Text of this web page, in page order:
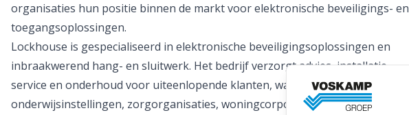
organisaties hun positie binnen de markt voor elektronische beveiligings- en
toegangsoplossingen.
Lockhouse is gespecialiseerd in elektronische beveiligingsoplossingen en
inbraakwerend hang- en sluitwerk. Het bedrijf verzorgt advies, installatie,
service en onderhoud voor uiteenlopende klanten, waaronder
onderwijsinstellingen, zorgorganisaties, woningcorporaties en